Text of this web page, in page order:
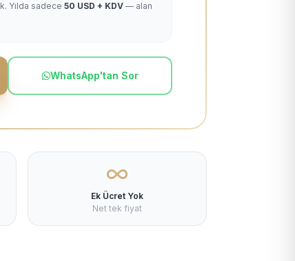
Yılda sadece 50 USD + KDV — alan
WhatsApp'tan Sor
Ek Ücret Yok
Net tek fiyat